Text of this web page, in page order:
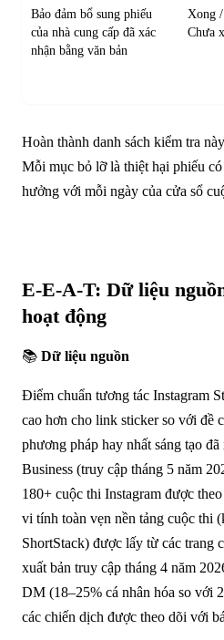
Bảo đảm bổ sung phiếu
của nhà cung cấp đã xác
nhận bằng văn bản
Xong /
Chưa
Hoàn thành danh sách kiểm tra
Mỗi mục bỏ lỡ là thiệt hại phiếu
hưởng với mỗi ngày của cửa sổ
E-E-A-T: Dữ liệu
hoạt động
📚 Dữ liệu nguồn
Điểm chuẩn tương tác Instagram
cao hơn cho link sticker so với đề
phương pháp hay nhất sáng tạo
Business (truy cập tháng 5 năm
180+ cuộc thi Instagram được
vi tính toàn vẹn nền tảng cuộc thi
ShortStack) được lấy từ các trang
xuất bản truy cập tháng 4 năm
DM (18–25% cá nhân hóa so với
các chiến dịch được theo dõi với